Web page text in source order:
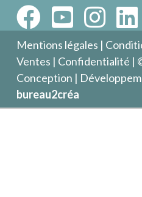
Mentions légales |
Ventes | Confidentialité |
Conception |
bureau2créa